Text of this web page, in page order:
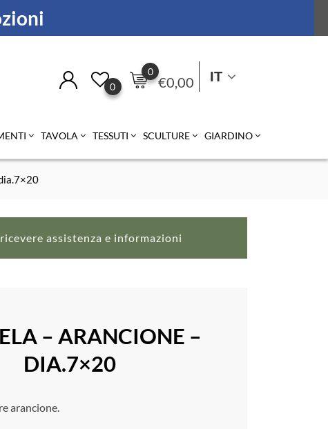
€0,00
0
0
IT
TAVOLA TESSUTI SCULTURE GIARDINO
assistenza e informazioni
– ARANCIONE –
DIA.7×20
arancione.